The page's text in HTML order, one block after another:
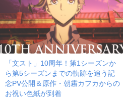
「文スト」10周年！第1シーズンか
ら第5シーズンまでの軌跡を追う記
念PV公開＆原作・朝霧カフカからの
お祝い色紙が到着